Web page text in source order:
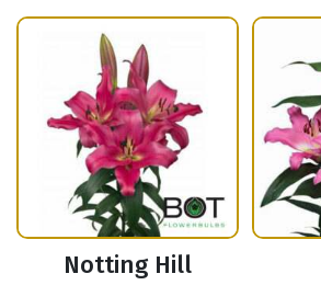
Notting Hill